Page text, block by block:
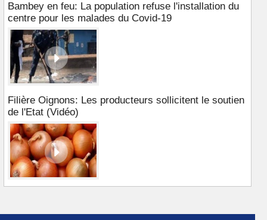
Bambey en feu: La population refuse l'installation du
centre pour les malades du Covid-19
Filière Oignons: Les producteurs sollicitent le soutien
de l'Etat (Vidéo)